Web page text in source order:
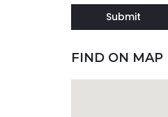
FIND ON MAP